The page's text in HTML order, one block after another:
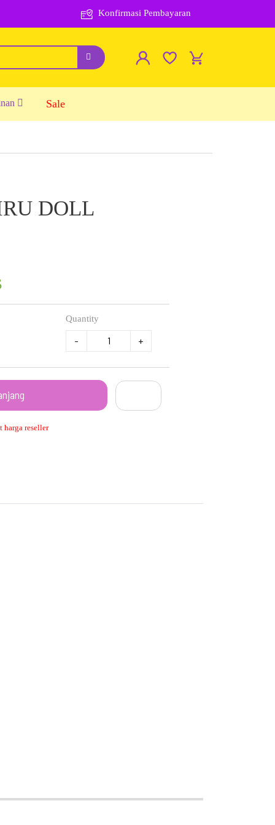
Konfirmasi Pembayaran
Sale
DOLL
Quantity
- +
reseller